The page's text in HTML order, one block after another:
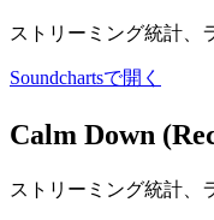
ストリーミング統計、
Soundchartsで開く
Calm Down
ストリーミング統計、